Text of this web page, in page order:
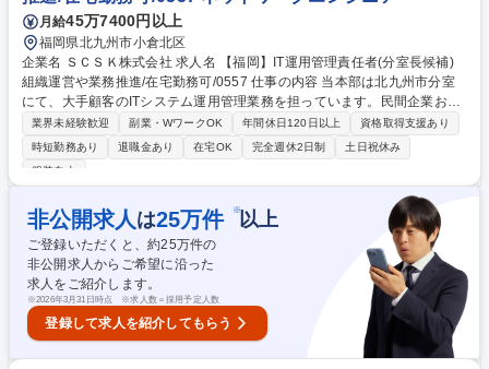
月給45万7400円以上
福岡県北九州市小倉北区
企業名 ＳＣＳＫ株式会社 求人名 【福岡】IT運用管理責任者(分室長候補)
組織運営や業務推進/在宅勤務可/0557 仕事の内容 当本部は北九州市分室
にて、大手顧客のITシステム運用管理業務を担っています。民間企業およ
び学術機関を対象に、サーバ・ストレージ分野を中心としたITインフラ基
盤の提案から構築、保守運用までを担います。 顧客ITシステムの日常運用
管理、業務プロセスの最適化、メンバー育成・指導、サービス品質向上施
折衝・報告・改善提案といった対外業務をご担当いただきます。 現場メン
バーの業務調整や中長期的な部門計画達成に向けた推進役もお任せしま
す。※備考欄記載の事例をご参照ください 募集職種 【福岡】IT運用管理
責任者(分室長候補)組織運営や業務推進/在宅勤務可/0557
業界未経験歓迎 副業・WワークOK 年間休日120日以上
資格取得支援あり
時短勤務あり
退職金あり 在宅OK 完全週休2日制
土日祝休み
服装自由
非公開求人 は25万件 ※以上
ご登録いただくと、約25万件の
非公開求人からご希望に沿った
求人をご紹介します。
※2026年3月31日時点 ※求人数＝採用予定人数
登録して求人を紹介してもらう